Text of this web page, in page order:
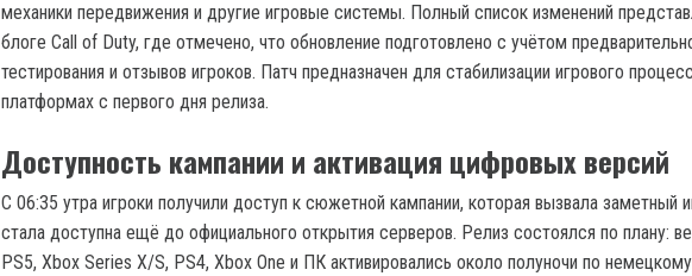
механики передвижения и другие игровые системы. Полный список изменений
блоге Call of Duty, где отмечено, что обновление подготовлено с учётом
тестирования и отзывов игроков. Патч предназначен для стабилизации игрового
платформах с первого дня релиза.
Доступность кампании и активация цифровых версий
С 06:35 утра игроки получили доступ к сюжетной кампании, которая вызвала заметный
стала доступна ещё до официального открытия серверов. Релиз состоялся по плану:
PS5, Xbox Series X/S, PS4, Xbox One и ПК активировались около полуночи по